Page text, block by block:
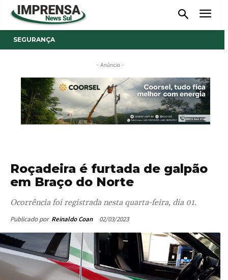
SEGURANÇA
- Anúncio -
Roçadeira é furtada de galpão
em Braço do Norte
Ocorrência foi registrada nesta quarta-feira, dia 01.
Publicado por Reinaldo Coan 02/03/2023